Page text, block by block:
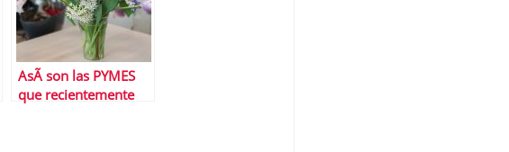
AsÃ­ son las PYMES
que recientemente